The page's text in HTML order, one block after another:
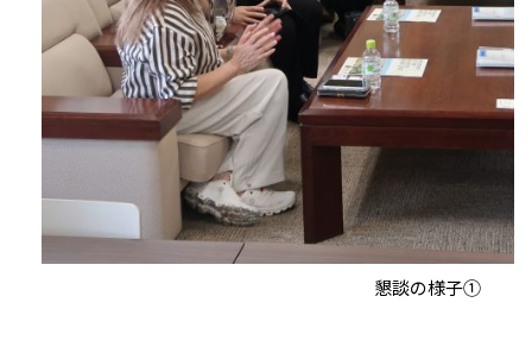
懇談の様子①